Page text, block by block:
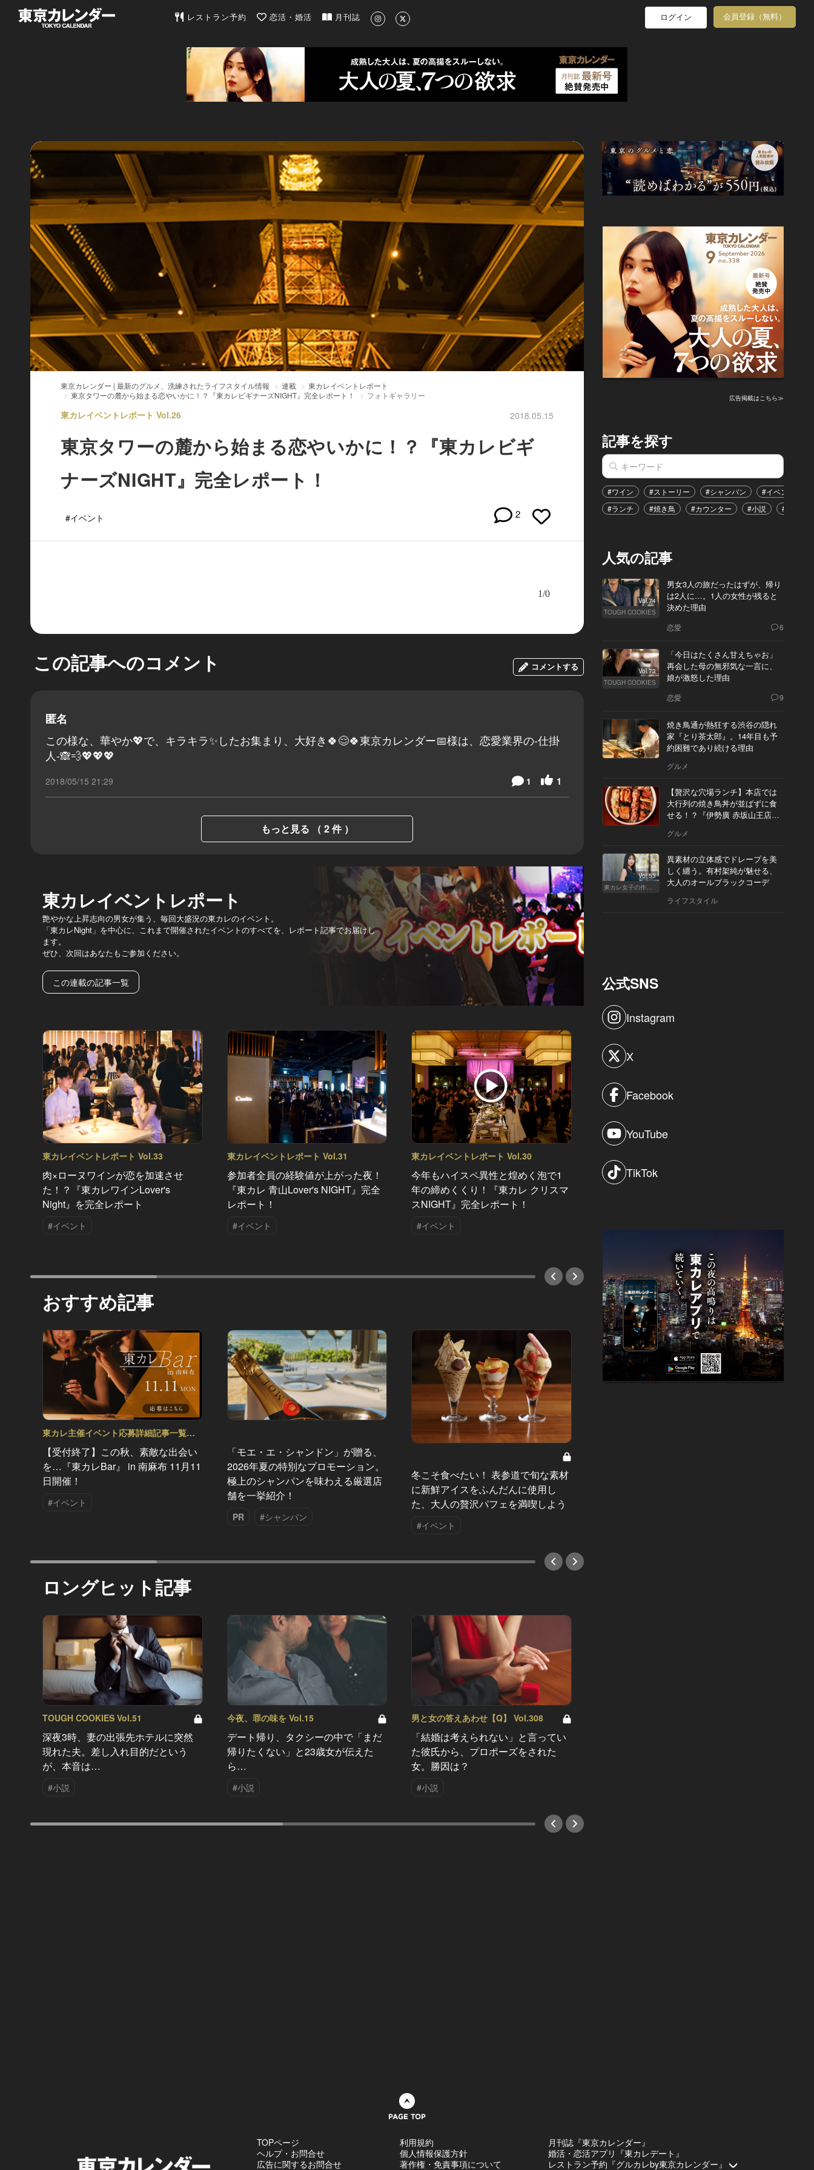
東京カレンダー | 最新のグルメ、洗練されたライフスタイル情報
レストラン予約 恋活・婚活 月刊誌 ログイン 会員登録（無料）
東京カレンダー | 最新のグルメ、洗練されたライフスタイル情報 連載
東カレイベントレポート
東京タワーの麓から始まる恋やいかに！？『東カレビギナーズNIGHT』完全レポート！
フォトギャラリー
東カレイベントレポート Vol.26 2018.05.15
東京タワーの麓から始まる恋やいかに！？『東カレビギ
ナーズNIGHT』完全レポート！
#イベント 2
1/0
この記事へのコメント コメントする
匿名
この様な、華やか💖で、キラキラ✨したお集まり、大好き🍀😌🍀東京カレンダー📅様は、恋愛業界の-仕掛
人-🙈💨💖💖💖
2018/05/15 21:29 1
1
もっと見る （ 2 件 ）
東カレイベントレポート
艶やかな上昇志向の男女が集う、毎回大盛況の東カレのイベント。
「東カレNight」を中心に、これまで開催されたイベントのすべてを、レポート記事でお届けし
ます。
ぜひ、次回はあなたもご参加ください。
この連載の記事一覧
東カレイベントレポート Vol.33
肉×ローヌワインが恋を加速させ
た！？『東カレワインLover's
Night』を完全レポート
#イベント
東カレイベントレポート Vol.31
参加者全員の経験値が上がった夜！
『東カレ 青山Lover's NIGHT』完全
レポート！
#イベント
東カレイベントレポート Vol.30
今年もハイスペ異性と煌めく泡で1
年の締めくくり！『東カレ クリスマ
スNIGHT』完全レポート！
#イベント
目に映ったのは最高峰の夜景とハイ
おすすめ記事
東カレ主催イベント応募詳細記事一覧
Vol.28
【受付終了】この秋、素敵な出会い
を…『東カレBar』 in 南麻布 11月11
日開催！
#イベント
「モエ・エ・シャンドン」が贈る、
2026年夏の特別なプロモーション。
極上のシャンパンを味わえる厳選店
舗を一挙紹介！
PR #シャンパン
冬こそ食べたい！ 表参道で旬な素材
に新鮮アイスをふんだんに使用し
た、大人の贅沢パフェを満喫しよう
#イベント
ロングヒット記事
TOUGH COOKIES Vol.51
深夜3時、妻の出張先ホテルに突然
現れた夫。差し入れ目的だという
が、本音は…
#小説
今夜、罪の味を Vol.15
デート帰り、タクシーの中で「まだ
帰りたくない」と23歳女が伝えた
ら…
#小説
男と女の答えあわせ【Q】 Vol.308
「結婚は考えられない」と言ってい
た彼氏から、プロポーズをされた
女。勝因は？
#小説
広告掲載はこちら≫
記事を探す
#ワイン #ストーリー #シャンパン #イベント
#ランチ
#焼き鳥 #カウンター #小説 #恋愛
人気の記事
Vol.74
TOUGH COOKIES
男女3人の旅だったはずが、帰り
は2人に…。1人の女性が残ると
決めた理由
恋愛 6
Vol.73
TOUGH COOKIES
「今日はたくさん甘えちゃお」
再会した母の無邪気な一言に、
娘が激怒した理由
恋愛 9
焼き鳥通が熱狂する渋谷の隠れ
家『とり茶太郎』。14年目も予
約困難であり続ける理由
グルメ
【贅沢な穴場ランチ】本店では
大行列の焼き鳥丼が並ばずに食
せる！？『伊勢廣 赤坂山王店』
グルメ
Vol.53
東カレ女子の作り方
異素材の立体感でドレープを美
しく纏う。有村架純が魅せる、
大人のオールブラックコーデ
ライフスタイル
公式SNS
Instagram
X
Facebook
YouTube
TikTok
TOPページ
ヘルプ・お問合せ
広告に関するお問合せ
利用規約
個人情報保護方針
著作権・免責事項について
月刊誌『東京カレンダー』
婚活・恋活アプリ『東カレデート』
レストラン予約『グルカレby東京カレンダー』